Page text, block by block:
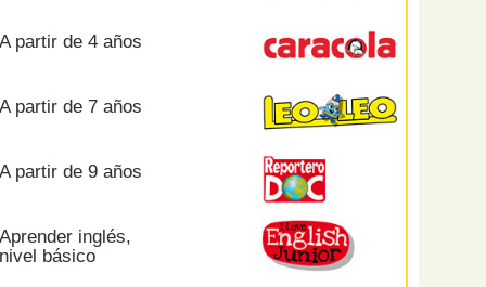
A partir de 4 años
A partir de 7 años
A partir de 9 años
Aprender inglés,
nivel básico